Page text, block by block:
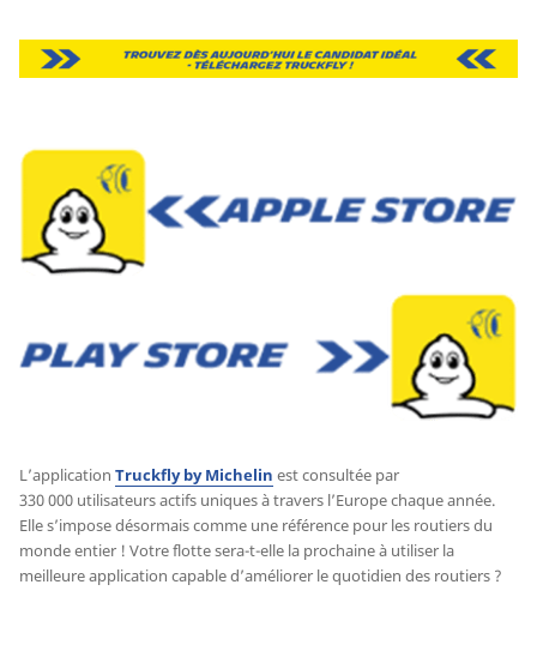
L’application Truckfly by Michelin est consultée par
330 000 utilisateurs actifs uniques à travers l’Europe chaque année.
Elle s’impose désormais comme une référence pour les routiers du
monde entier ! Votre flotte sera-t-elle la prochaine à utiliser la
meilleure application capable d’améliorer le quotidien des routiers ?